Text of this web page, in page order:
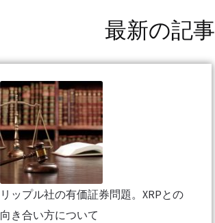
最新の記事
リップル社の有価証券問題。XRPとの
向き合い方について